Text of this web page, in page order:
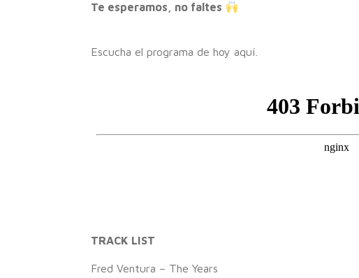
Te esperamos, no faltes
Escucha el programa de hoy aquí.
TRACK LIST
Fred Ventura – The Years